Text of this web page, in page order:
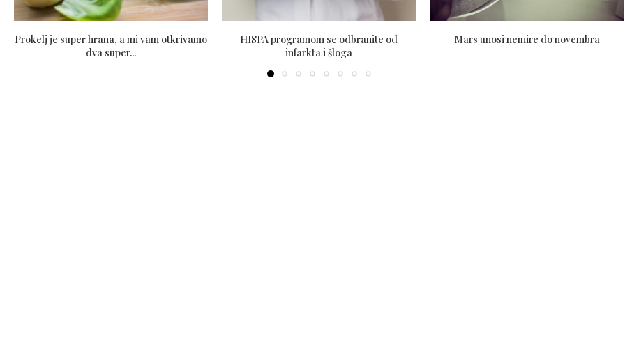
Prokelj je super hrana, a mi vam otkrivamo
dva super...
HISPA programom se odbranite od
infarkta i šloga
Mars unosi nemire do novembra